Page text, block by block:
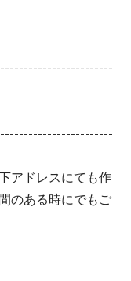
アドレスにても作
のある時にでもご